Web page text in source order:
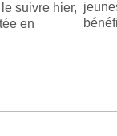
suivre hier,
en